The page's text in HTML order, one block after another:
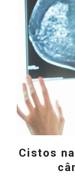
Cistos